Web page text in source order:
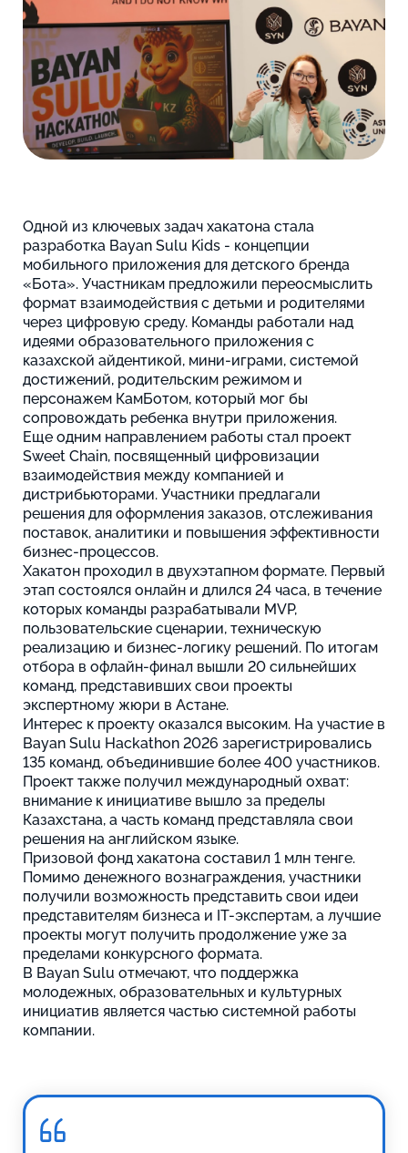
Одной из ключевых задач хакатона стала
разработка Bayan Sulu Kids - концепции
мобильного приложения для детского бренда
«Бота». Участникам предложили переосмыслить
формат взаимодействия с детьми и родителями
через цифровую среду. Команды работали над
идеями образовательного приложения с
казахской айдентикой, мини-играми, системой
достижений, родительским режимом и
персонажем КамБотом, который мог бы
сопровождать ребенка внутри приложения.
Еще одним направлением работы стал проект
Sweet Chain, посвященный цифровизации
взаимодействия между компанией и
дистрибьюторами. Участники предлагали
решения для оформления заказов, отслеживания
поставок, аналитики и повышения эффективности
бизнес-процессов.
Хакатон проходил в двухэтапном формате. Первый
этап состоялся онлайн и длился 24 часа, в течение
которых команды разрабатывали MVP,
пользовательские сценарии, техническую
реализацию и бизнес-логику решений. По итогам
отбора в офлайн-финал вышли 20 сильнейших
команд, представивших свои проекты
экспертному жюри в Астане.
Интерес к проекту оказался высоким. На участие в
Bayan Sulu Hackathon 2026 зарегистрировались
135 команд, объединившие более 400 участников.
Проект также получил международный охват:
внимание к инициативе вышло за пределы
Казахстана, а часть команд представляла свои
решения на английском языке.
Призовой фонд хакатона составил 1 млн тенге.
Помимо денежного вознаграждения, участники
получили возможность представить свои идеи
представителям бизнеса и IT-экспертам, а лучшие
проекты могут получить продолжение уже за
пределами конкурсного формата.
В Bayan Sulu отмечают, что поддержка
молодежных, образовательных и культурных
инициатив является частью системной работы
компании.